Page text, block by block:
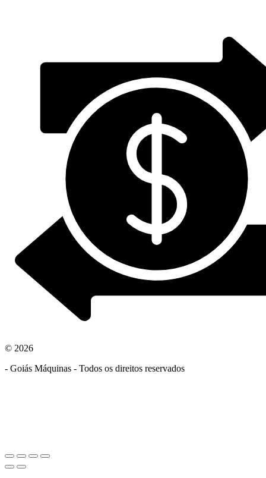
© 2026
- Goiás Máquinas - Todos os direitos reservados